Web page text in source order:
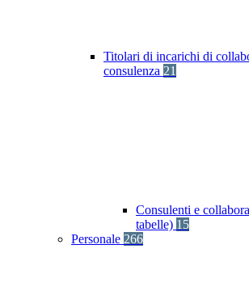
Titolari di incarichi di
consulenza 21
Consulenti e
tabelle) 15
Personale 266